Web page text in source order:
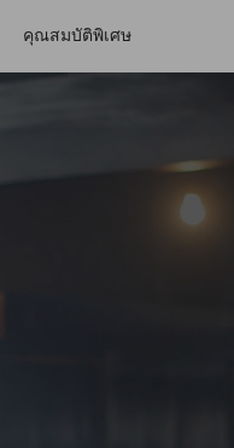
คุณสมบัติพิเศษ